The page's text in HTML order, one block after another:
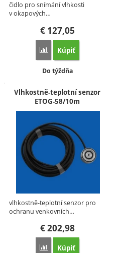
čidlo pro snímání vlhkosti
v okapových…
€127,05
Porovnať
Kúpiť
Dostupnosť:
Do týždňa
Vlhkostně-teplotní senzor
ETOG-58/10m
vlhkostně-teplotní senzor pro
ochranu venkovních…
€202,98
Porovnať
Kúpiť